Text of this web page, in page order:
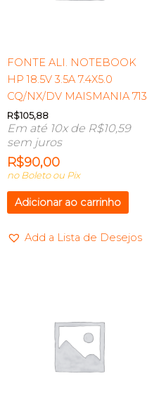
FONTE ALI. NOTEBOOK
HP 18.5V 3.5A 7.4X5.0
CQ/NX/DV MAISMANIA 713
R$105,88
Em até 10x de R$10,59
sem juros
R$90,00
no Boleto ou Pix
Adicionar ao carrinho
Add a Lista de Desejos